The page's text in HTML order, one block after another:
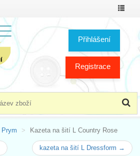
Přihlášení
Registrace
Prym Kazeta na šití L Country Rose
kazeta na šití L Dressform →